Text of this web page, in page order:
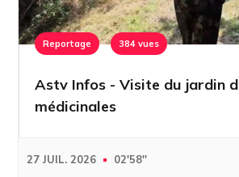
Reportage 384 vues
Astv Infos - Visite du jardin
médicinales
27 JUIL. 2026 02'58''